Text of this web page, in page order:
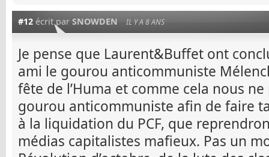
#12 écrit par SNOWDEN IL Y A 8 ANS
Je pense que Laurent&Buffet ont
ami le gourou anticommuniste
fête de l’Huma et comme cela nous
gourou anticommuniste afin de faire
à la liquidation du PCF, que
médias capitalistes mafieux. Pas un